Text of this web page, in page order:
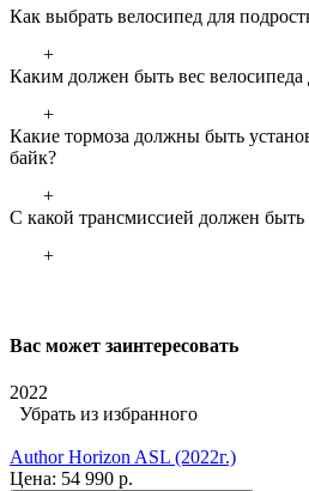
Как выбрать велосипед для
+
Каким должен быть вес велосипеда
+
Какие тормоза должны быть
байк?
+
С какой трансмиссией должен быть
+
Вас может заинтересовать
2022
Убрать из избранного
Author Horizon ASL (2022г.)
Цена: 54 990 р.